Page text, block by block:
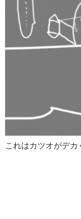
これはカツオがデ